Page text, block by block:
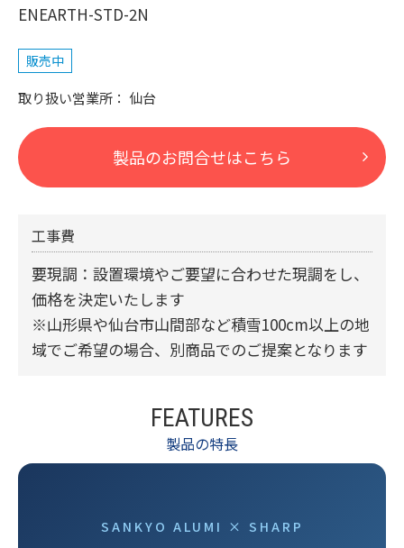
ENEARTH-STD-2N
販売中
仙台
製品のお問合せはこちら
工事費
要現調：設置環境やご要望に合わせた現調をし、
価格を決定いたします
※山形県や仙台市山間部など積雪100cm以上の地
域でご希望の場合、別商品でのご提案となります
FEATURES
製品の特長
SANKYO ALUMI × SHARP